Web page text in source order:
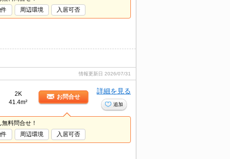
周辺環境 入居可否
情報更新日 2026/07/31
2K
41.4m²
お問合せ
詳細を見る
追加
料問合せ！
周辺環境 入居可否